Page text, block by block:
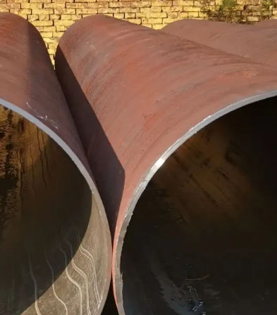
2LPE / 2Ống tráng LPP
Ống thép mạ kẽm
Ống sơn bên trong
Epoxy
Ống và phụ kiện lót
PTFE
Ống thép ASTM A519
Ống thép ASTM A213
Ống thép hợp kim
ASTM A369
Ống thép hợp kim
ASTM A250